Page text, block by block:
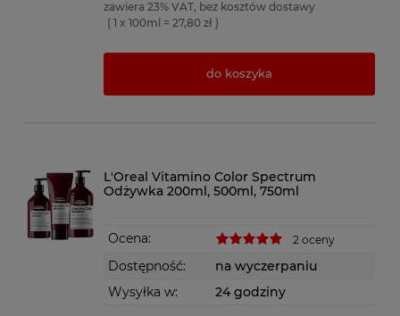
zawiera 23% VAT, bez kosztów dostawy
( 1 x 100ml = 27,80 zł )
do koszyka
L'Oreal Vitamino Color Spectrum
Odżywka 200ml, 500ml, 750ml
Ocena: 2 oceny
Dostępność:
na wyczerpaniu
Wysyłka w:
24 godziny